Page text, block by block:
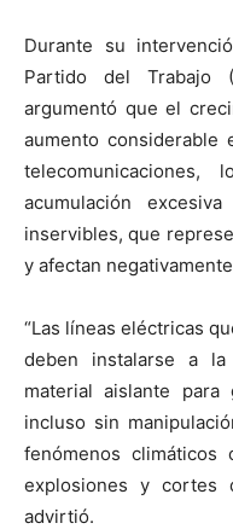
Durante su
Partido del Trabajo
argumentó que el
aumento considerable
acumulación
inservibles, que
y afectan
“Las líneas eléctricas
deben instalarse a
material aislante para
incluso sin
fenómenos climáticos
explosiones y cortes
advirtió.